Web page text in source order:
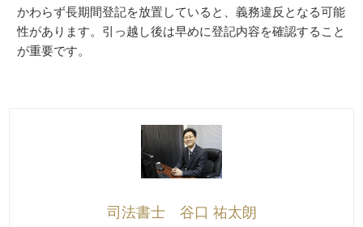
かわらず長期間登記を放置していると、義務違反となる可能
性があります。引っ越し後は早めに登記内容を確認すること
が重要です。
司法書士 谷口 祐太朗